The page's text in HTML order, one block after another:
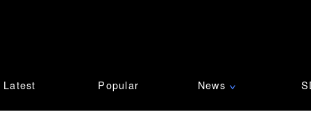
Latest Popular News ∨